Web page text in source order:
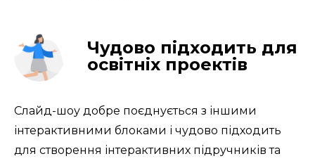
Чудово підходить для
освітніх проектів
Слайд-шоу добре поєднується з іншими
інтерактивними блоками і чудово підходить
для створення інтерактивних підручників та